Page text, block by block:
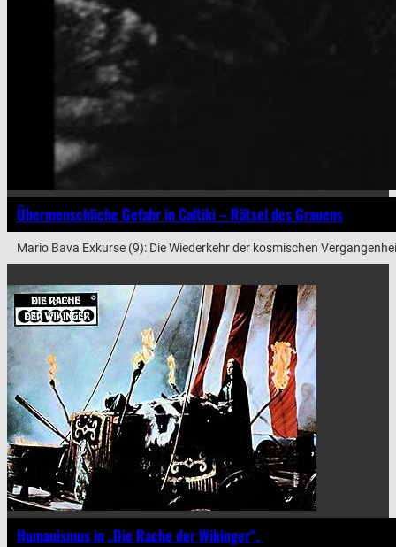
Übermenschliche Gefahr in Caltiki – Rätsel des Grauens
Mario Bava Exkurse (9): Die Wiederkehr der kosmischen
Humanismus in „Die Rache der Wikinger“.